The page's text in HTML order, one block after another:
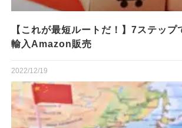
【これが最短ルートだ！】7ステップ
輸入Amazon販売
2022/12/19